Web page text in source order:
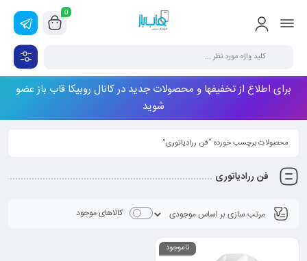
0
برای اطلاع از تخفیفها و محصولات جدید در کانال روبیکا قاب باز عضو
شوید
محصولات برچسب خورده “فن ررادیاتوری”
فن ررادیاتوری
کالاهای موجود
ناموجود